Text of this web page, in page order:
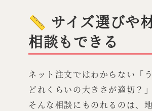
📏 サイズ選びや
相談もできる
ネット注文ではわからない「
どれくらいの大きさが適切？」
そんな相談にものれるのは、